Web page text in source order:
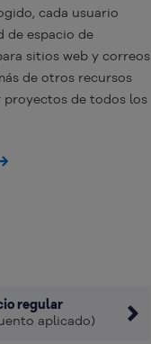
cada usuario
de espacio de
sitios web y correos
de otros recursos
proyectos de todos los
regular
aplicado)